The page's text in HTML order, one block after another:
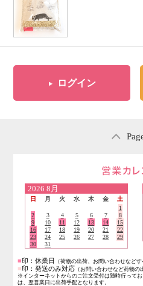
ログイン
2026 8月
日 月 火 水 木 金
土
1
2
3 4 5 6 7
8
9
10 11 12 13 14
15
16
17 18 19 20 21
22
23
24 25 26 27 28
29
30
31
■印：休業日 （荷物の出荷、お問い合わせなどす
■印：発送のみ対応 （お問い合わせなど荷物の
※インターネットからのご注文受付は随時行って
は、翌営業日に出荷手配となります。